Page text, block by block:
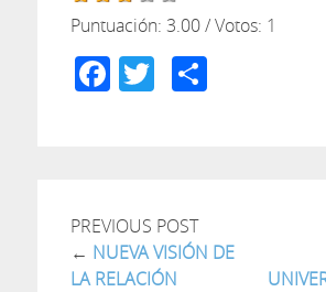
Puntuación: 3.00/ Votos: 1
Facebook
Twitter
PREVIOUS POST
← NUEVA VISIÓN DE
LA RELACIÓN